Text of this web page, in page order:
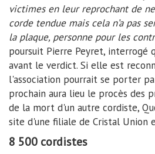
victimes en leur reprochant de
corde tendue mais cela n’a pas
la plaque, personne pour les
poursuit Pierre Peyret, interrogé
avant le verdict. Si elle est
l'association pourrait se porter
prochain aura lieu le procès des
de la mort d'un autre cordiste,
site d'une filiale de Cristal Union
8 500 cordistes